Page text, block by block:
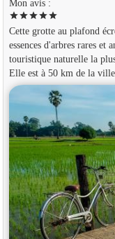
Mon avis :
starstarstarstarstar
Cette grotte au plafond
essences d'arbres rares et
touristique naturelle la
Elle est à 50 km de la ville.